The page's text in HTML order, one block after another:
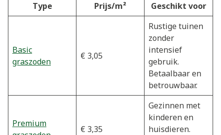
Type Prijs/m² Geschikt voor
Basic
graszoden
€ 3,05
Rustige tuinen
zonder
intensief
gebruik.
Betaalbaar en
betrouwbaar.
Premium
€ 3,35
Gezinnen met
kinderen en
huisdieren.